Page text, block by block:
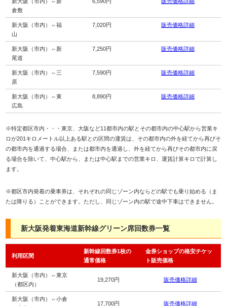
倉敷
新大阪（市内）⇔福
山
7,020円 販売価格詳細
新大阪（市内）⇔新
尾道
7,250円 販売価格詳細
新大阪（市内）⇔三
原
7,590円 販売価格詳細
新大阪（市内）⇔東
広島
8,890円 販売価格詳細
※特定都区市内・・・東京、大阪など11都市内の駅とその都市内の中心駅から営業キ
ロが201キロメートル以上ある駅との区間の運賃は、その都市内の外を経てから再びそ
の都市内を通過する場合、または都市内を通過し、外を経てから再びその都市内に戻
る場合を除いて、中心駅から、または中心駅までの営業キロ、運賃計算キロで計算し
ます。
※都区市内発着の乗車券は、それぞれの同じゾーン内ならどの駅でも乗り始める（ま
たは降りる）ことができます。ただし、同じゾーン内の駅で途中下車はできません。
新大阪発着東海道新幹線グリーン席回数券一覧
利用区間
新幹線回数券1枚の
通常価格
金券ショップの格安チケッ
ト販売価格
新大阪（市内）⇔東京
（都区内）
19,270円 販売価格詳細
新大阪（市内）⇔小倉
17,700円 販売価格詳細